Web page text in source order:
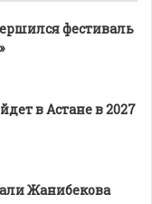
фестиваль
в Астане в 2027
Жанибекова